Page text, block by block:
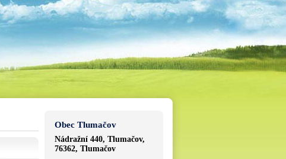
Obec Tlumačov
Nádražní 440, Tlumačov,
76362, Tlumačov